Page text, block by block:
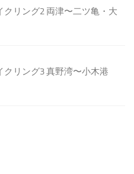
クリング2 両津〜二ツ亀・大
クリング3 真野湾〜小木港